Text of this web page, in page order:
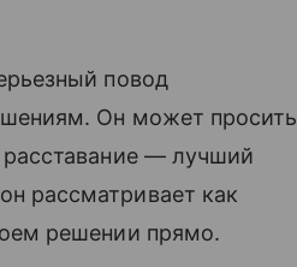
повод
Он может просить
— лучший
рассматривает как
решении прямо.